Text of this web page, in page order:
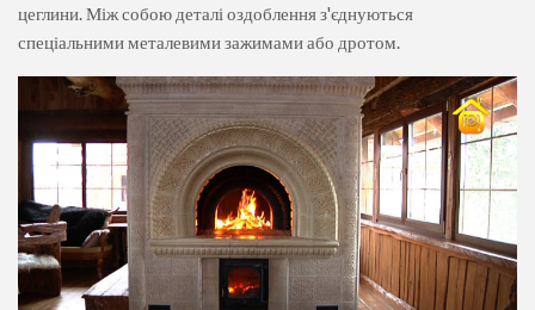
цеглини. Між собою деталі оздоблення з'єднуються
спеціальними металевими зажимами або дротом.